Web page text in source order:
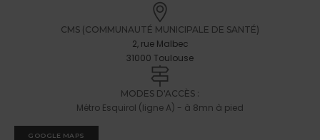
CMS (COMMUNAUTÉ MUNICIPALE DE SANTÉ)
2, rue Malbec
31000 Toulouse
MODES D'ACCÈS :
Métro Esquirol (ligne A) - à 8mn à pied
GOOGLE MAPS